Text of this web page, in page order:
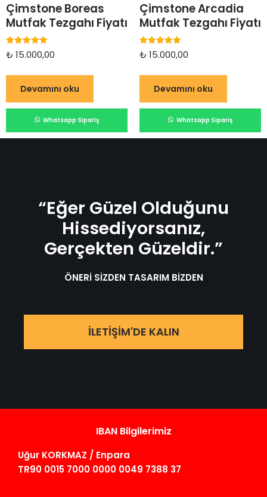
Çimstone Boreas
Mutfak Tezgahı Fiyatı
5 üzerinden
5.00
₺ 15.000,00
Devamını oku
Whatsapp Sipariş
Çimstone Arcadia
Mutfak Tezgahı Fiyatı
5 üzerinden
5.00
₺ 15.000,00
Devamını oku
Whatsapp Sipariş
“Eğer Güzel Olduğunu
Hissediyorsanız,
Gerçekten Güzeldir.”
ÖNERİ SİZDEN TASARIM BİZDEN
İLETİŞİM'DE KALIN
IBAN Bilgilerimiz
Uğur KORKMAZ / Enpara
TR90 0015 7000 0000 0049 7388 37